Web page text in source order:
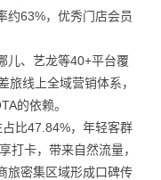
约63%，优秀门店会员
儿、艺龙等40+平台覆
旅线上全域营销体系，
的依赖。
比47.84%，年轻客群
打卡，带来自然流量，
旅密集区域形成口碑传